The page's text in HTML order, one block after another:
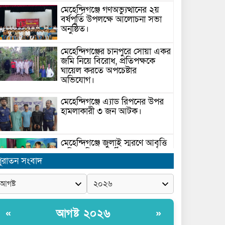
মেহেন্দিগঞ্জে গণঅভ্যুত্থানের ২য়
বর্ষপূর্তি উপলক্ষে আলোচনা সভা
অনুষ্ঠিত।
মেহেন্দিগঞ্জের চানপুরে সোয়া একর
জমি নিয়ে বিরোধ, প্রতিপক্ষকে
ঘায়েল করতে অপচেষ্টার
অভিযোগ।
মেহেন্দিগঞ্জে এ্যাড রিপনের উপর
হামলাকারী ৩ জন আটক।
মেহেন্দিগঞ্জে জুলাই স্মরণে আবৃত্তি
প্রতিযোগিতা অনুষ্ঠিত।
সরকার ঘোষিত ফ্যামিলি কার্ড
সংক্রান্ত মাঠ পর্যায়ে তথ্য সংগ্রহে
মাঠকর্মীদের স্বচ্ছতা নিশ্চিত করনে
প্রদান করেন নৌপরিবহন প্রতিমন্ত্রী রাজিব
সংবাদ
« আগষ্ট ২০২৬ »